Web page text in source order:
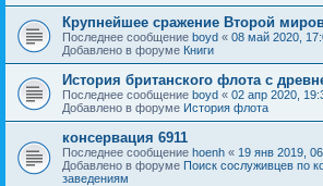
Крупнейшее сражение Второй
Последнее сообщение boyd « 08 май 2020,
Добавлено в форуме Книги
История британского флота с
Последнее сообщение boyd « 02 апр 2020,
Добавлено в форуме История флота
консервация 6911
Последнее сообщение hoenh « 19 янв 2019,
Добавлено в форуме Поиск сослуживцев по
заведениям